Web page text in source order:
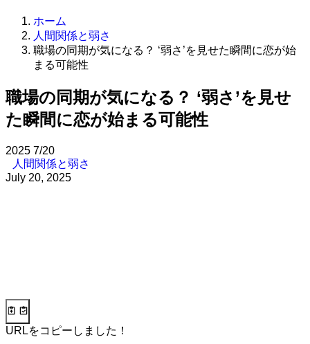
ホーム
人間関係と弱さ
職場の同期が気になる？ ‘弱さ’を見せた瞬間に恋が始
まる可能性
職場の同期が気になる？ ‘弱さ’を見せ
た瞬間に恋が始まる可能性
2025 7/20
人間関係と弱さ
July 20, 2025
URLをコピーしました！